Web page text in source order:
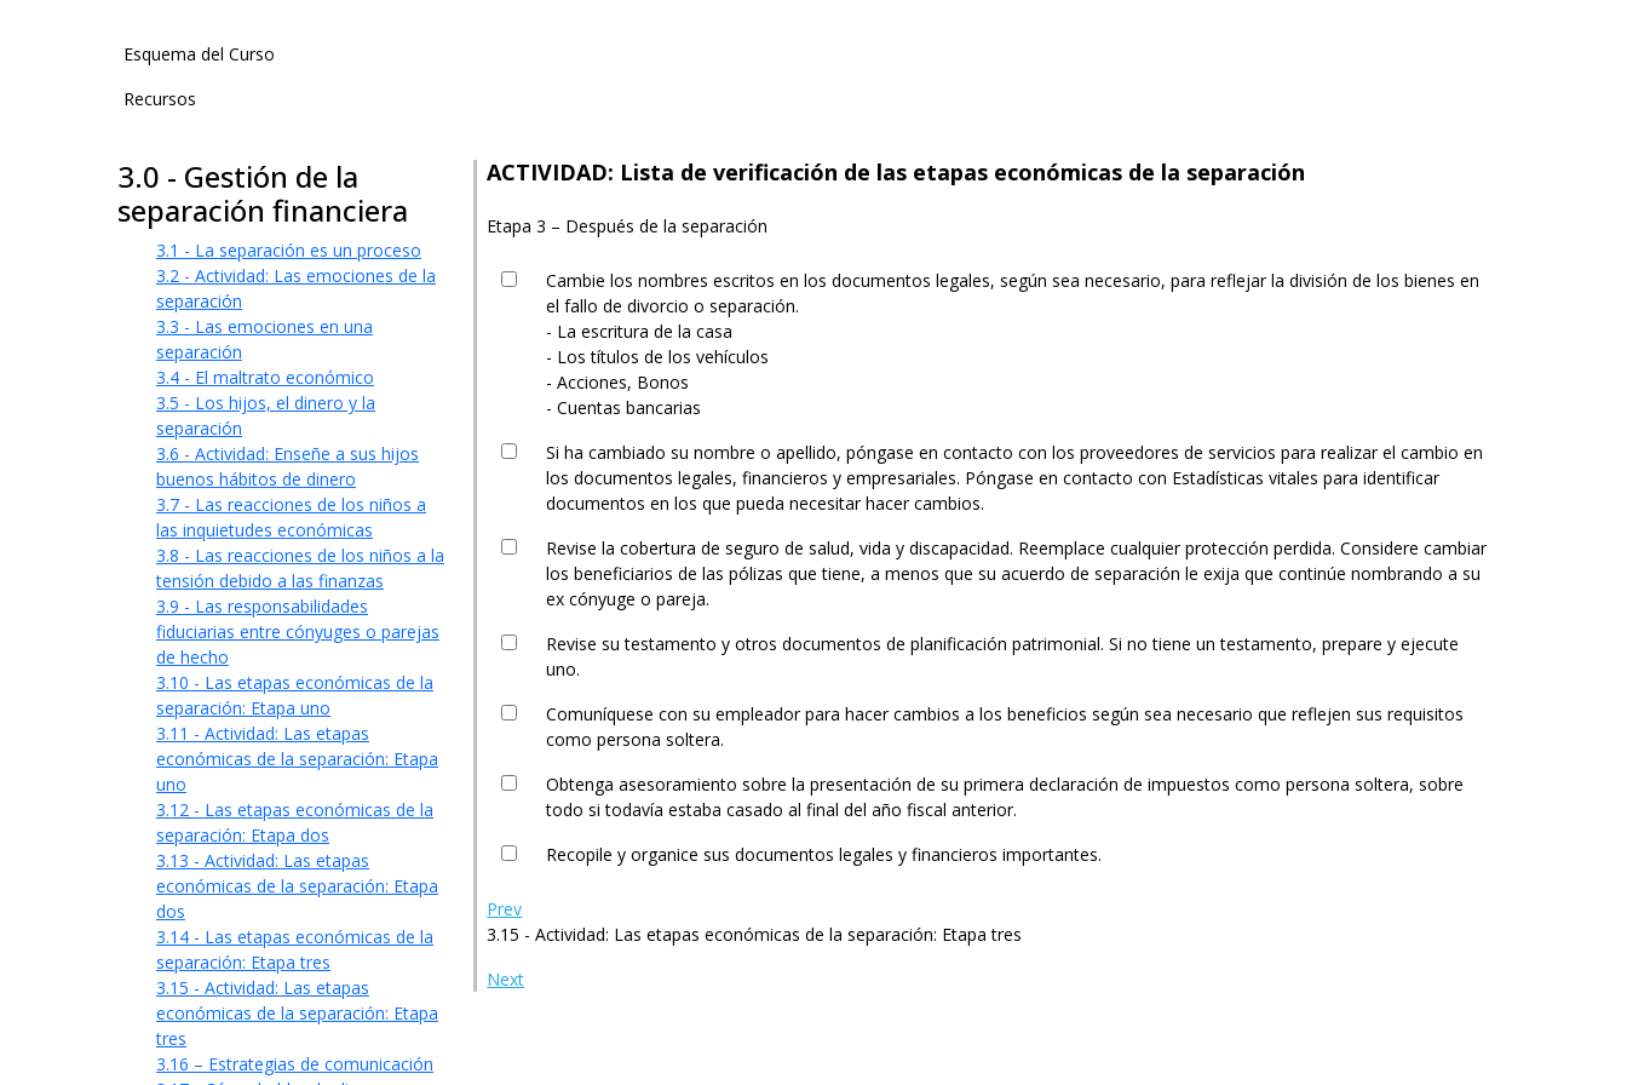
User account menu
Esquema del Curso
Recursos
3.0 - Gestión de la
separación financiera
3.1 - La separación es un proceso
3.2 - Actividad: Las emociones de la
separación
3.3 - Las emociones en una
separación
3.4 - El maltrato económico
3.5 - Los hijos, el dinero y la
separación
3.6 - Actividad: Enseñe a sus hijos
buenos hábitos de dinero
3.7 - Las reacciones de los niños a
las inquietudes económicas
3.8 - Las reacciones de los niños a la
tensión debido a las finanzas
3.9 - Las responsabilidades
fiduciarias entre cónyuges o parejas
de hecho
3.10 - Las etapas económicas de la
separación: Etapa uno
3.11 - Actividad: Las etapas
económicas de la separación: Etapa
uno
3.12 - Las etapas económicas de la
separación: Etapa dos
3.13 - Actividad: Las etapas
económicas de la separación: Etapa
dos
3.14 - Las etapas económicas de la
separación: Etapa tres
3.15 - Actividad: Las etapas
económicas de la separación: Etapa
tres
3.16 – Estrategias de comunicación
ACTIVIDAD: Lista de verificación de las etapas económicas de la separación
Etapa 3 – Después de la separación
Cambie los nombres escritos en los documentos legales, según sea necesario, para reflejar la división de los bienes en
el fallo de divorcio o separación.
- La escritura de la casa
- Los títulos de los vehículos
- Acciones, Bonos
- Cuentas bancarias
Si ha cambiado su nombre o apellido, póngase en contacto con los proveedores de servicios para realizar el cambio en
los documentos legales, financieros y empresariales. Póngase en contacto con Estadísticas vitales para identificar
documentos en los que pueda necesitar hacer cambios.
Revise la cobertura de seguro de salud, vida y discapacidad. Reemplace cualquier protección perdida. Considere cambiar
los beneficiarios de las pólizas que tiene, a menos que su acuerdo de separación le exija que continúe nombrando a su
ex cónyuge o pareja.
Revise su testamento y otros documentos de planificación patrimonial. Si no tiene un testamento, prepare y ejecute
uno.
Comuníquese con su empleador para hacer cambios a los beneficios según sea necesario que reflejen sus requisitos
como persona soltera.
Obtenga asesoramiento sobre la presentación de su primera declaración de impuestos como persona soltera, sobre
todo si todavía estaba casado al final del año fiscal anterior.
Recopile y organice sus documentos legales y financieros importantes.
Prev
3.15 - Actividad: Las etapas económicas de la separación: Etapa tres
Next